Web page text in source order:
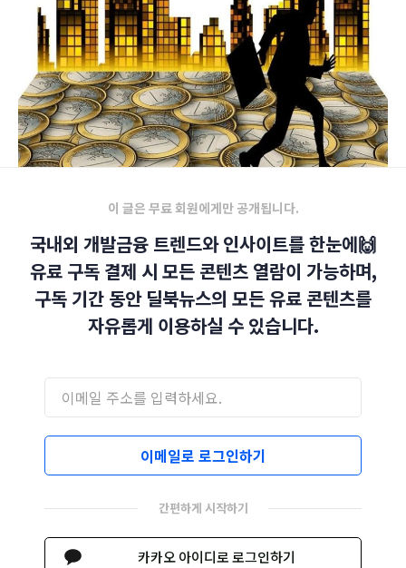
이 글은 무료 회원에게만 공개됩니다.
국내외 개발금융 트렌드와 인사이트를 한눈에🙌
유료 구독 결제 시 모든 콘텐츠 열람이 가능하며,
구독 기간 동안 딜북뉴스의 모든 유료 콘텐츠를
자유롭게 이용하실 수 있습니다.
이메일로 로그인하기
간편하게 시작하기
카카오 아이디로 로그인하기